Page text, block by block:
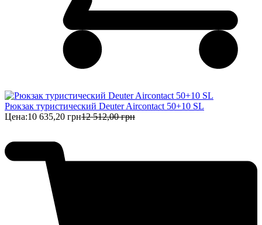
Рюкзак туристический Deuter Aircontact 50+10 SL
Цена:10 635,20 грн12 512,00 грн